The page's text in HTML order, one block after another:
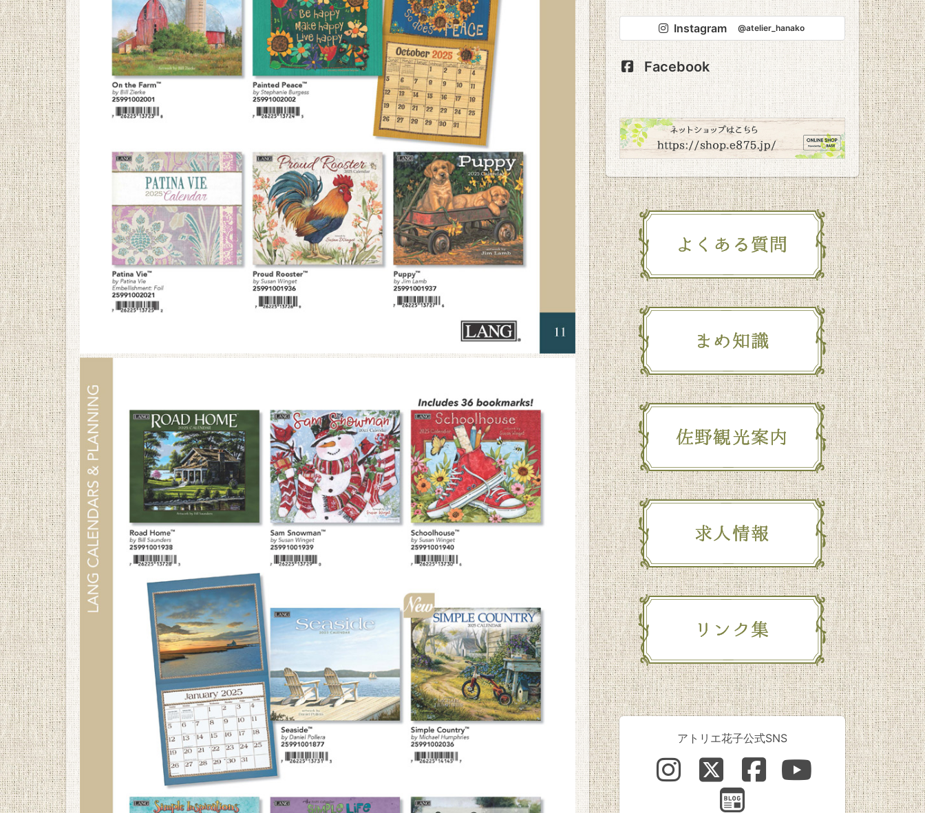
Instagram @atelier_hanako
Facebook
アトリエ花子公式SNS